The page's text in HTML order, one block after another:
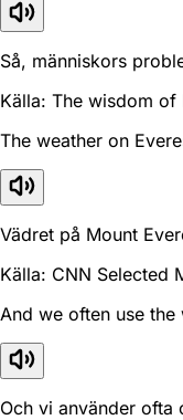
Så, människors
Källa: The wisdom
The weather on
Vädret på Mount
Källa: CNN Selected
And we often use
Och vi använder ofta